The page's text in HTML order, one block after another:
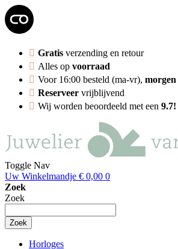
Gratis verzending en retour
Alles op voorraad
Voor 16:00 besteld (ma-vr), morgen
Reserveer vrijblijvend
Wij worden beoordeeld met een 9.7!
Toggle Nav
Uw Winkelmandje € 0,00 0
Zoek
Zoek
Zoek
Horloges